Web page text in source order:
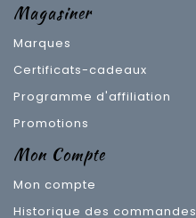
Magasiner
Marques
Certificats-cadeaux
Programme d'affiliation
Promotions
Mon Compte
Mon compte
Historique des commandes